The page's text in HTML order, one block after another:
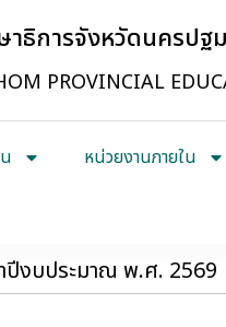
ธิการจังหวัดนครปฐม
PROVINCIAL
หน่วยงานภายใน
ปีงบประมาณ พ.ศ. 2569